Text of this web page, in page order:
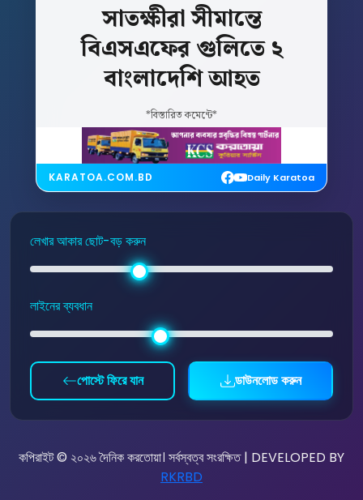
সাতক্ষীরাসীমান্তে
বিএসএফেরগুলিতে ২
বাংলাদেশিআহত
*বিস্তারিত কমেন্টে*
KARATOA.COM.BD Daily Karatoa
লেখার আকার ছোট-বড় করুন
লাইনের ব্যবধান
পোস্টে ফিরে যান ডাউনলোড করুন
কপিরাইট © ২০২৬ দৈনিক করতোয়া। সর্বস্বত্ব সংরক্ষিত | DEVELOPED BY
RKRBD